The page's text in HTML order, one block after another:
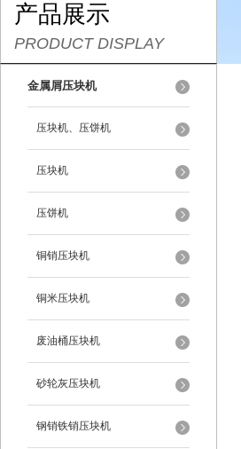
产品展示
PRODUCT DISPLAY
金属屑压块机
压块机、压饼机
压块机
压饼机
铜销压块机
铜米压块机
废油桶压块机
砂轮灰压块机
钢销铁销压块机